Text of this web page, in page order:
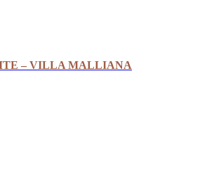
– VILLA MALLIANA